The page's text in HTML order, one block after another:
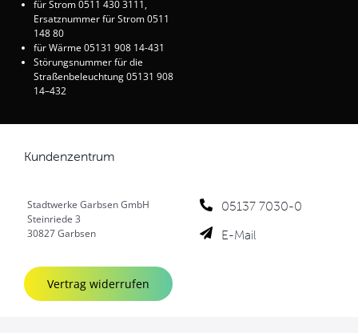
für Strom 0511 430 3111,
Ersatznummer für Strom 0511
148 80
für Wärme 05131 908 14-431
Störungsnummer für die
Straßenbeleuchtung 05131 908
14–432
Kundenzentrum
Stadtwerke Garbsen GmbH
Steinriede 3
30827 Garbsen
05137 7030-0
E-Mail
Vertrag widerrufen